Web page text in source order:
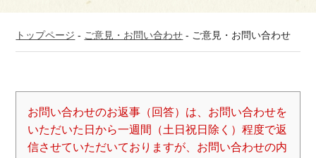
トップページ - ご意見・お問い合わせ - ご意見・お問い合わせ
お問い合わせのお返事（回答）は、お問い合わせを
いただいた日から一週間（土日祝日除く）程度で返
信させていただいておりますが、お問い合わせの内